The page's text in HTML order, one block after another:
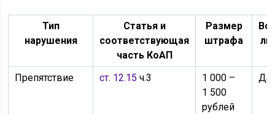
Тип
нарушения
Статья и
соответствующая
часть КоАП
Размер
штрафа
ли
Препятствие ст. 12.15 ч.3
1 000 –
1 500
рублей
Да